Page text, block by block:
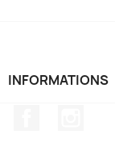
INFORMATIONS